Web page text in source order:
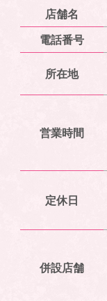
店舗名
電話番号
所在地
営業時間
定休日
併設店舗